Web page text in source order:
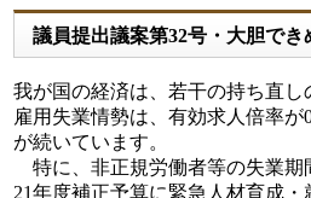
議員提出議案第32号・大胆で
我が国の経済は、若干の持ち直
雇用失業情勢は、有効求人倍率
が続いています。
特に、非正規労働者等の失業期
21年度補正予算に緊急人材育成